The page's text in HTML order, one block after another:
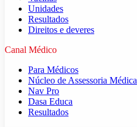
Unidades
Resultados
Direitos e deveres
Canal Médico
Para Médicos
Núcleo de Assessoria Médica
Nav Pro
Dasa Educa
Resultados